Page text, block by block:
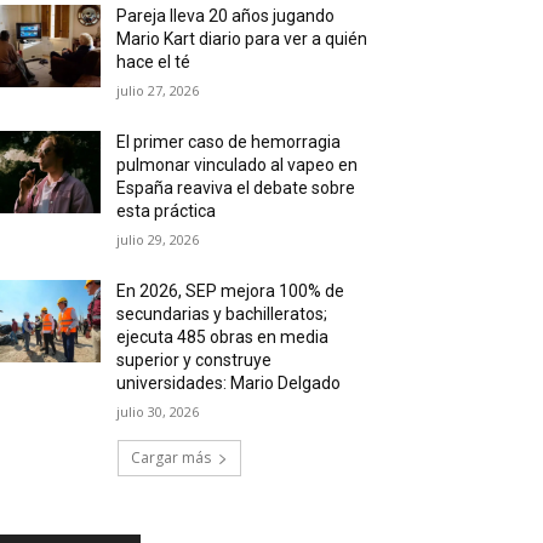
Pareja lleva 20 años jugando
Mario Kart diario para ver a quién
hace el té
julio 27, 2026
El primer caso de hemorragia
pulmonar vinculado al vapeo en
España reaviva el debate sobre
esta práctica
julio 29, 2026
En 2026, SEP mejora 100% de
secundarias y bachilleratos;
ejecuta 485 obras en media
superior y construye
universidades: Mario Delgado
julio 30, 2026
Cargar más